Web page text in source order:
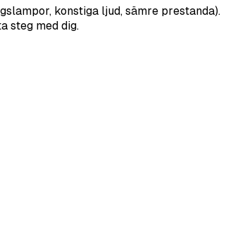
konstiga ljud, sämre prestanda).
steg med dig.